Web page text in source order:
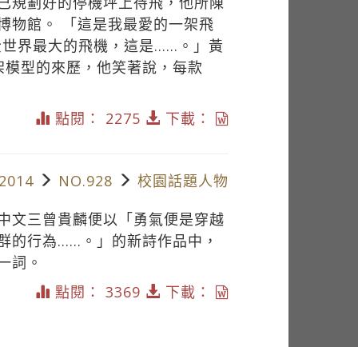
物館。 「這是我最愛的一架飛
界最大的飛機，這是……。」黃
型的來歷，他笑著說，每款
點閱： 2275 下載：
NO.928
校園話題人物
文三曾貴麟便以「勇氣便是穿越
的行為……。」的新詩作品中，
詞。
點閱： 3369
下載：